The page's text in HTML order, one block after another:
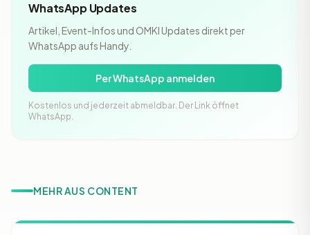
WhatsApp Updates
Artikel, Event-Infos und OMKI Updates direkt per
WhatsApp aufs Handy.
Per WhatsApp anmelden
Kostenlos und jederzeit abmeldbar. Der Link öffnet
WhatsApp.
MEHR AUS CONTENT